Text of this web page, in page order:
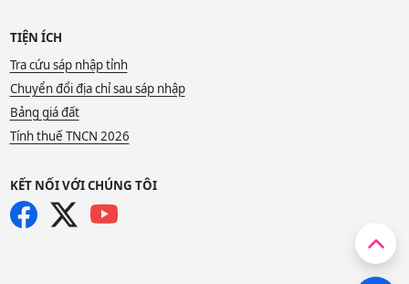
TIỆN ÍCH
Tra cứu sáp nhập tỉnh
Chuyển đổi địa chỉ sau sáp nhập
Bảng giá đất
Tính thuế TNCN 2026
KẾT NỐI VỚI CHÚNG TÔI